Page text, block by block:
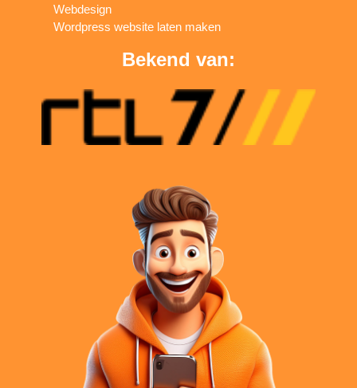
Webdesign
Wordpress website laten maken
Bekend van: